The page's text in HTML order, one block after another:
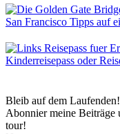
San Francisco Tipps auf
Kinderreisepass oder
Bleib auf dem Laufenden!
Abonnier meine Beiträge
tour!